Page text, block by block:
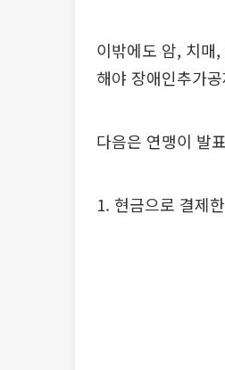
이밖에도 암, 치매
해야 장애인추가
다음은 연맹이 발
1. 현금으로 결제